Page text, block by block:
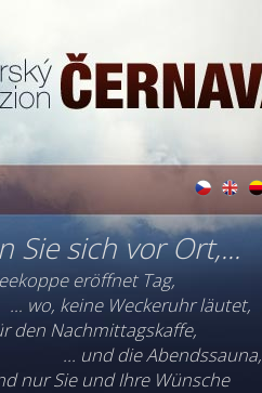
Sie sich vor Ort,...
eröffnet Tag,
… wo, keine Weckeruhr läutet,
den Nachmittagskaffe,
... und die Abendssauna,
nur Sie und Ihre Wünsche